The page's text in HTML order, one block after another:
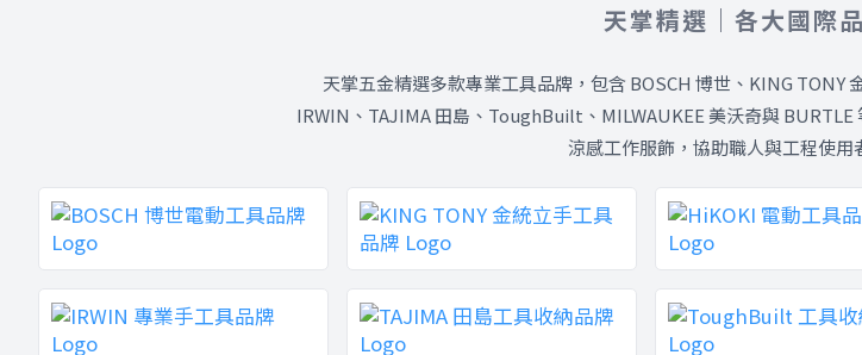
天掌精選｜各大國際
天掌五金精選多款專業工具品牌，包含 BOSCH 博世、KING TONY
IRWIN、TAJIMA 田島、ToughBuilt、MILWAUKEE 美沃奇與
涼感工作服飾，協助職人與工程使用